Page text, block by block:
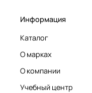
Информация
Каталог
О марках
О компании
Учебный центр